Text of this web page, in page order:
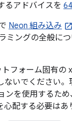
るアドバイスを
Neon 組み込み
ミングの全般に
フォーム固有の
ないでください
ンを使用するた
配する必要はあ